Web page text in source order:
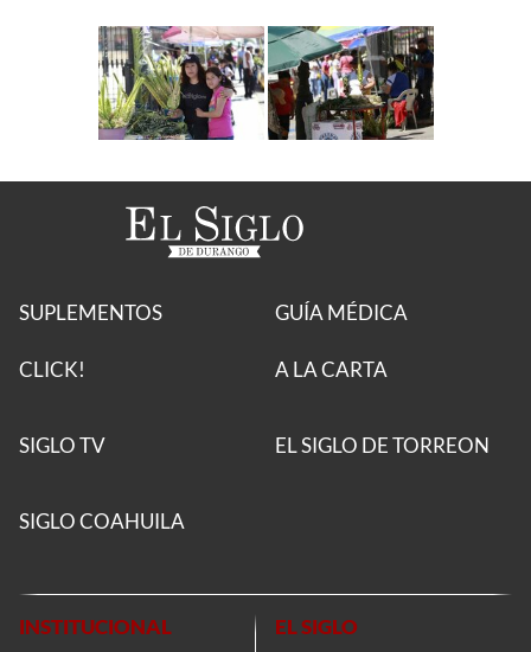
SUPLEMENTOS
CLICK!
GUÍA MÉDICA
A LA CARTA
SIGLO TV EL SIGLO DE TORREON
SIGLO COAHUILA
INSTITUCIONAL
EL SIGLO